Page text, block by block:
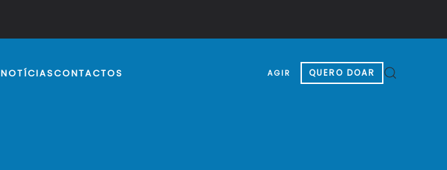
NOTÍCIASCONTACTOS AGIR QUERO DOAR